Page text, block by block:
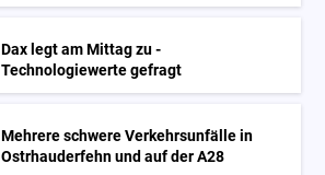
Dax legt am Mittag zu -
Technologiewerte gefragt
Mehrere schwere Verkehrsunfälle in
Ostrhauderfehn und auf der A28